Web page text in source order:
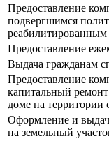
Предоставление
подвергшимся
реабилитированным
Предоставление
Выдача гражданам
Предоставление
капитальный
доме на территории
Оформление и
на земельный